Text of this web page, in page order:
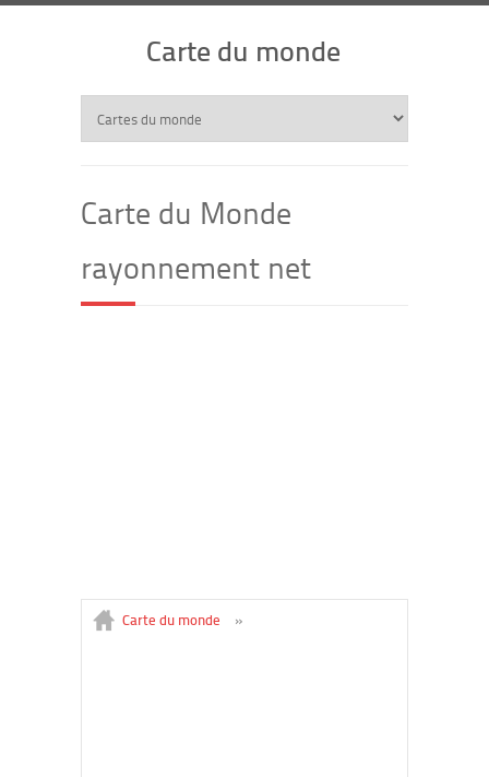
Carte du monde
Carte du Monde
rayonnement net
Carte du monde »